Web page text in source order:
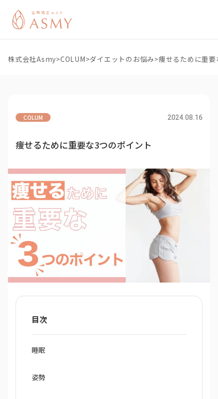
株式会社Asmy>COLUM>ダイエットのお悩み>痩せるために重
COLUM 2024.08.16
痩せるために重要な3つのポイント
目次
睡眠
姿勢